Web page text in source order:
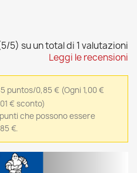
5) su un total di 1 valutazioni
Leggi le recensioni
puntos/0,85 € (Ogni 1,00 €
€ sconto)
che possono essere
€.